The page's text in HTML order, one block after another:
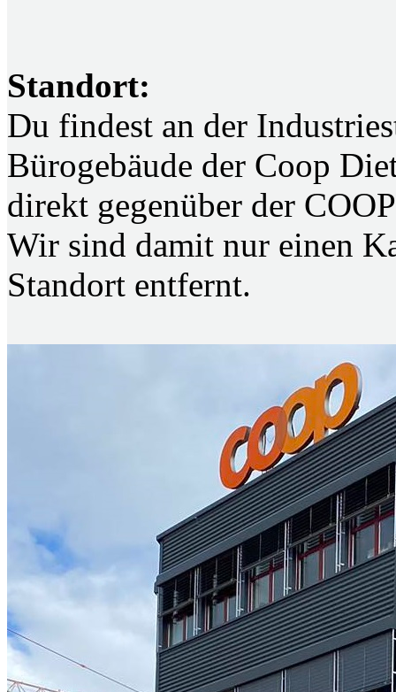
Standort:
Du findest an der
Bürogebäude der Coop
direkt gegenüber der
Wir sind damit nur einen
Standort entfernt.